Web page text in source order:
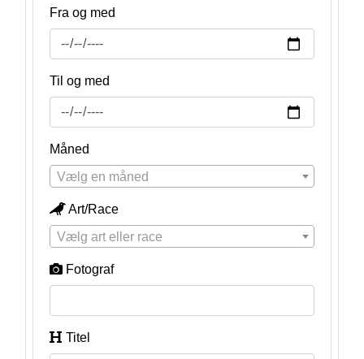
Fra og med
Til og med
Måned
Vælg en måned
Art/Race
Vælg art eller race
Fotograf
Titel